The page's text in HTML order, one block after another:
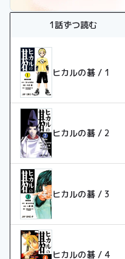
1話ずつ読む
ヒカルの碁 / 1
ヒカルの碁 / 2
ヒカルの碁 / 3
ヒカルの碁 / 4